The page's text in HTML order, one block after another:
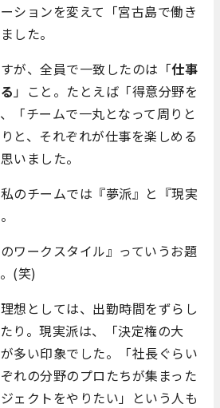
ションを変えて「宮古島で働き
した。
が、全員で一致したのは「仕事
」こと。たとえば「得意分野を
「チームで一丸となって周りと
と、それぞれが仕事を楽しめる
いました。
私のチームでは『夢派』と『現実
ワークスタイル』っていうお題
(笑)
理想としては、出勤時間をずらし
り。現実派は、「決定権の大
多い印象でした。「社長ぐらい
れの分野のプロたちが集まった
ェクトをやりたい」という人も